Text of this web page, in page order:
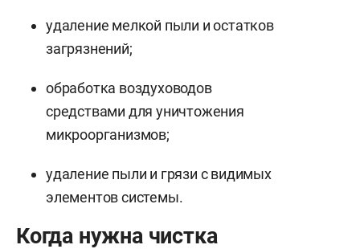
удаление мелкой пыли и остатков
загрязнений;
обработка воздуховодов
средствами для уничтожения
микроорганизмов;
удаление пыли и грязи с видимых
элементов системы.
Когда нужна чистка